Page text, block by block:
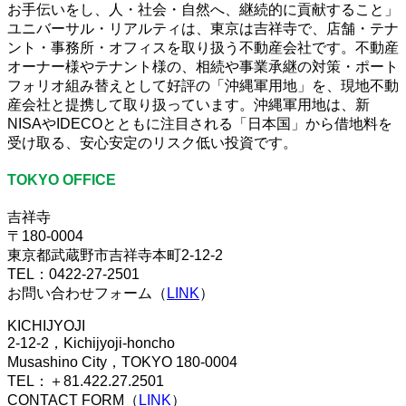
お手伝いをし、人・社会・自然へ、継続的に貢献すること」
ユニバーサル・リアルティは、東京は吉祥寺で、店舗・テナ
ント・事務所・オフィスを取り扱う不動産会社です。不動産
オーナー様やテナント様の、相続や事業承継の対策・ポート
フォリオ組み替えとして好評の「沖縄軍用地」を、現地不動
産会社と提携して取り扱っています。沖縄軍用地は、新
NISAやIDECOとともに注目される「日本国」から借地料を
受け取る、安心安定のリスク低い投資です。
TOKYO OFFICE
吉祥寺
〒180-0004
東京都武蔵野市吉祥寺本町2-12-2
TEL：0422-27-2501
お問い合わせフォーム（ LINK）
KICHIJYOJI
2-12-2，Kichijyoji-honcho
Musashino City，TOKYO 180-0004
TEL：＋81.422.27.2501
CONTACT FORM（ LINK）